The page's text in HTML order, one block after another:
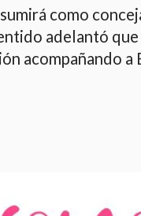
como
adelantó
acompañando